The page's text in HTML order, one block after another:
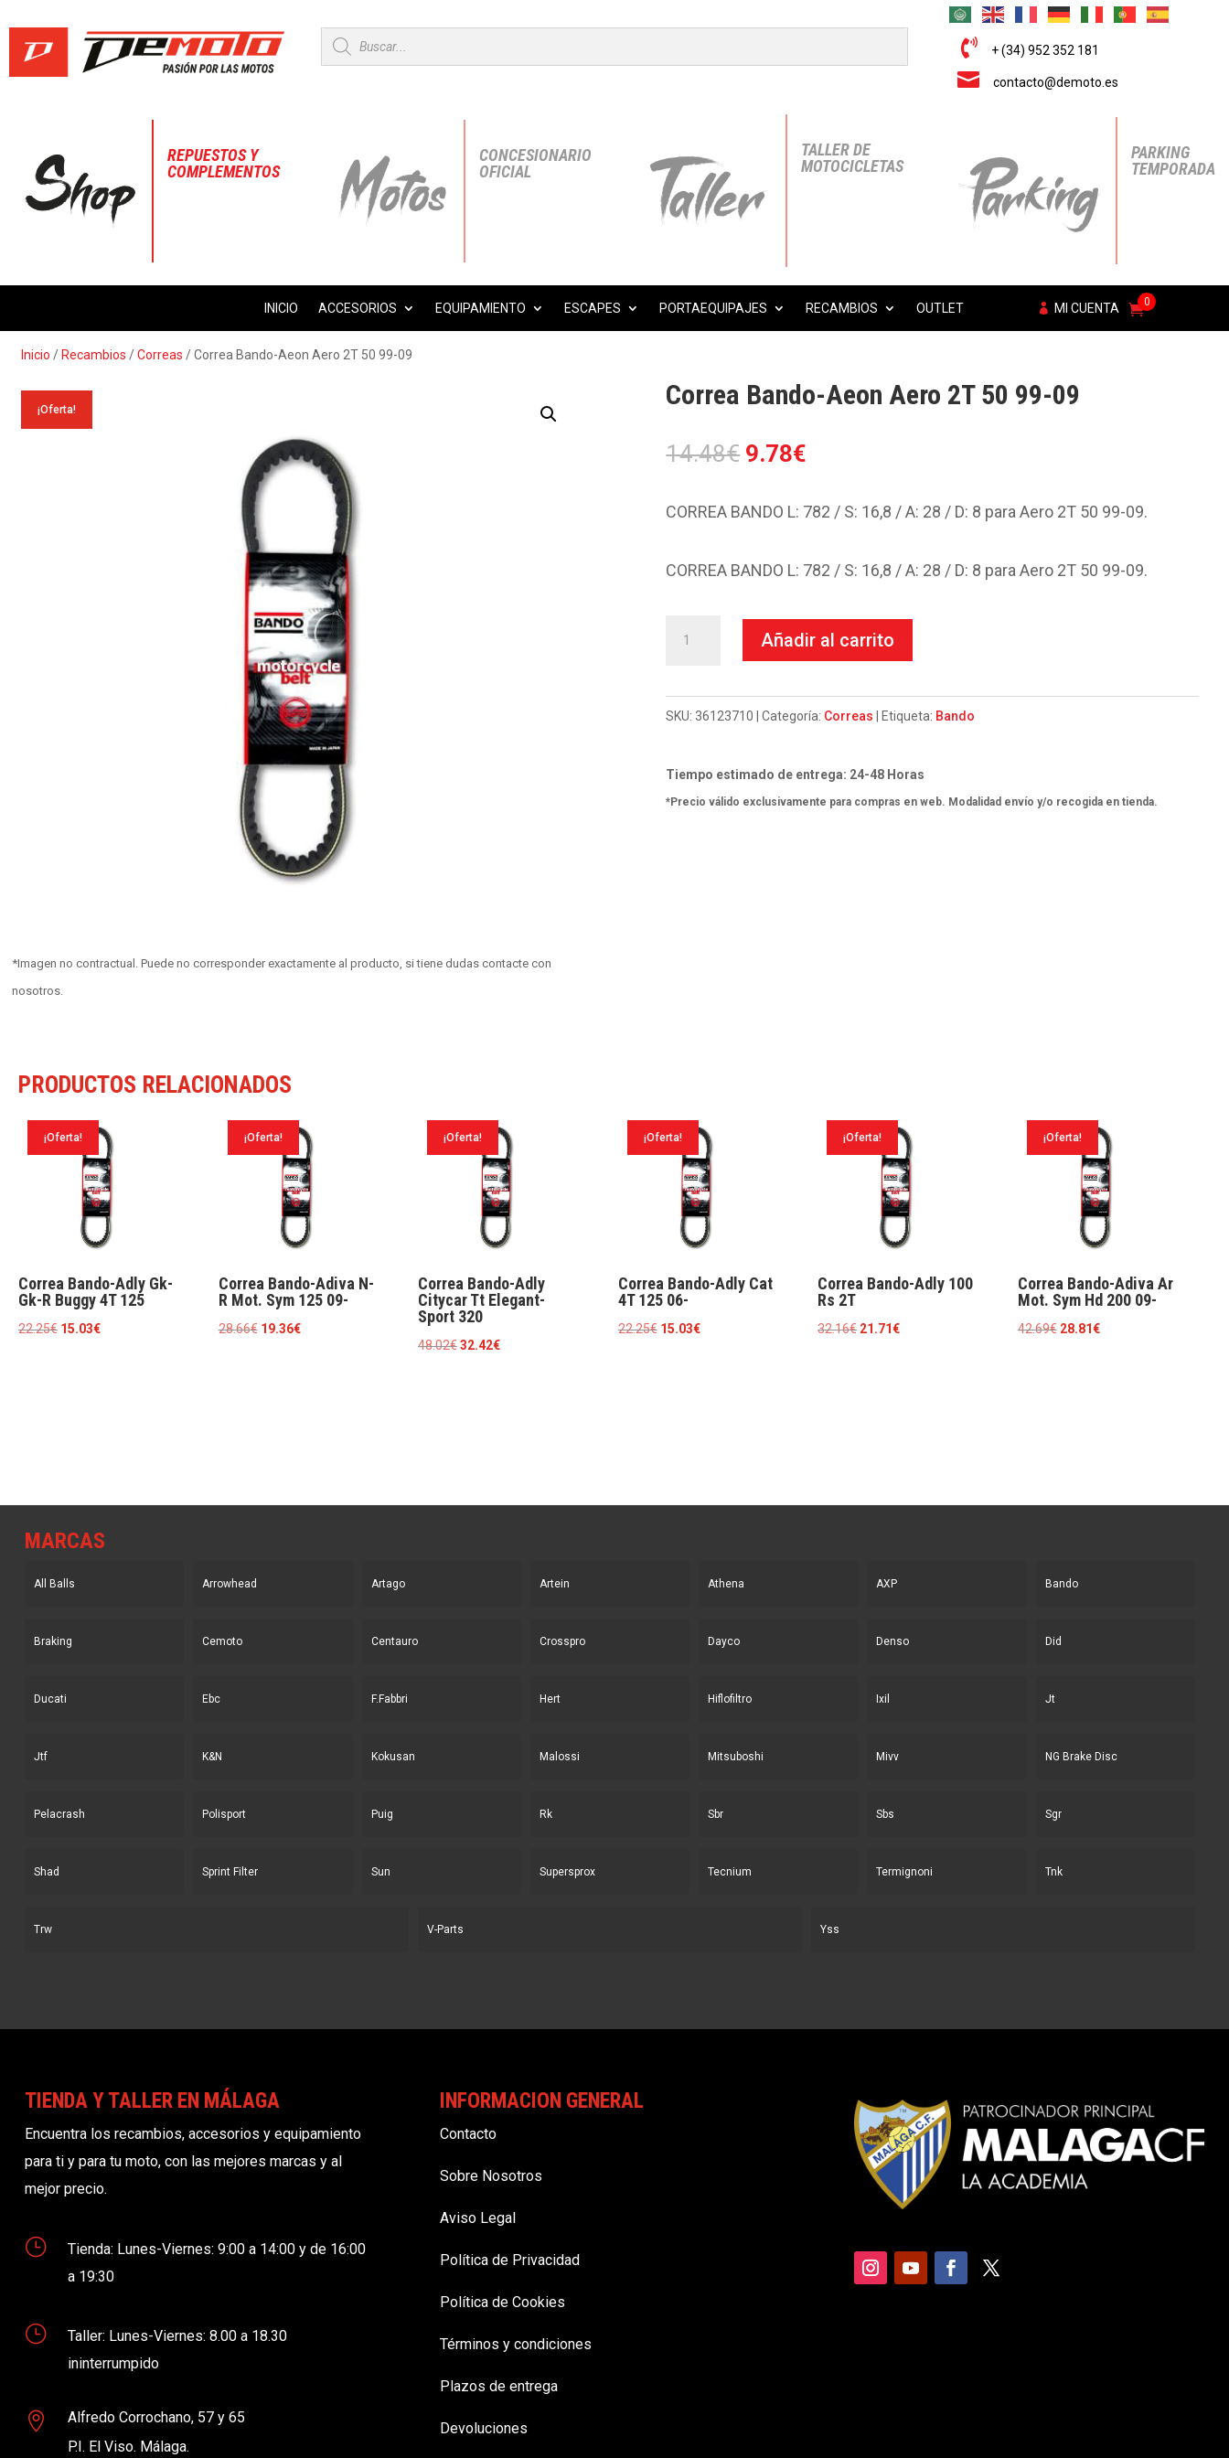
Búsqueda
de
productos
 + (34) 952 352 181
 contacto@demoto.es
REPUESTOS Y
COMPLEMENTOS
CONCESIONARIO
OFICIAL
TALLER DE
MOTOCICLETAS
PARKING
TEMPORADA
INICIO ACCESORIOS EQUIPAMIENTO ESCAPES PORTAEQUIPAJES RECAMBIOS OUTLET MI CUENTA 0
Inicio / Recambios /Correas / Correa Bando-Aeon Aero 2T 50 99-09
¡Oferta!
*Imagen no contractual. Puede no corresponder exactamente al producto, si tiene dudas contacte con
nosotros.
Correa Bando-Aeon Aero 2T 50 99-09
14.48€ El
original
14.48€.
9.78€
actual
9.78€.
CORREA BANDO L: 782 / S: 16,8 / A: 28 / D: 8 para Aero 2T 50 99-09.
CORREA BANDO L: 782 / S: 16,8 / A: 28 / D: 8 para Aero 2T 50 99-09.
Aero
50
Añadir al carrito
SKU: 36123710 Categoría: Correas Etiqueta: Bando
Tiempo estimado de entrega: 24-48 Horas
*Precio válido exclusivamente para compras en web. Modalidad envío y/o recogida en tienda.
PRODUCTOS RELACIONADOS
¡Oferta!
Correa Bando-Adly Gk-
Gk-R Buggy 4T 125
22.25€ El
15.03€El
¡Oferta!
Correa Bando-Adiva N-
R Mot. Sym 125 09-
28.66€ El
19.36€El
¡Oferta!
Correa Bando-Adly
Citycar Tt Elegant-
Sport 320
48.02€El
32.42€El
¡Oferta!
Correa Bando-Adly Cat
4T 125 06-
22.25€ El
15.03€El
¡Oferta!
Correa Bando-Adly 100
Rs 2T
32.16€ El
21.71€El
¡Oferta!
Correa Bando-Adiva Ar
Mot. Sym Hd 200 09-
42.69€ El
28.81€El
MARCAS
All Balls Arrowhead Artago Artein Athena AXP Bando
Braking Cemoto Centauro Crosspro Dayco Denso Did
Ducati Ebc F.Fabbri Hert Hiflofiltro Ixil Jt
Jtf K&N Kokusan Malossi Mitsuboshi Mivv NG Brake Disc
Pelacrash Polisport Puig Rk Sbr Sbs Sgr
Shad Sprint Filter Sun Supersprox Tecnium Termignoni Tnk
Trw V-Parts Yss
TIENDA Y TALLER EN MÁLAGA
Encuentra los recambios, accesorios y equipamiento
para ti y para tu moto, con las mejores marcas y al
mejor precio.
}
Tienda: Lunes-Viernes: 9:00 a 14:00 y de 16:00
a 19:30
}
Taller: Lunes-Viernes: 8.00 a 18.30
ininterrumpido

Alfredo Corrochano, 57 y 65
P.I. El Viso. Málaga.
INFORMACION GENERAL
Contacto
Sobre Nosotros
Aviso Legal
Política de Privacidad
Política de Cookies
Términos y condiciones
Plazos de entrega
Devoluciones